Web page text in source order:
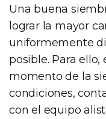
Una buena
lograr la mayor
uniformemente
posible. Para ello,
momento de la
condiciones,
con el equipo